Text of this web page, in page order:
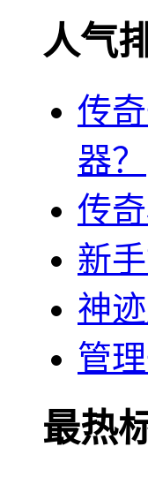
人气
传
器？
传
新
神
管
最热